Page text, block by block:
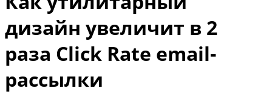
дизайн увеличит в 2
раза Click Rate email-
рассылки